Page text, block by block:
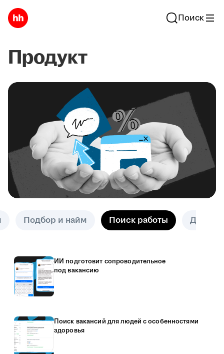
Поиск
Продукт
Подбор и найм Поиск работы Другое
ИИ подготовит сопроводительное
под вакансию
Поиск вакансий для людей с особенностями
здоровья